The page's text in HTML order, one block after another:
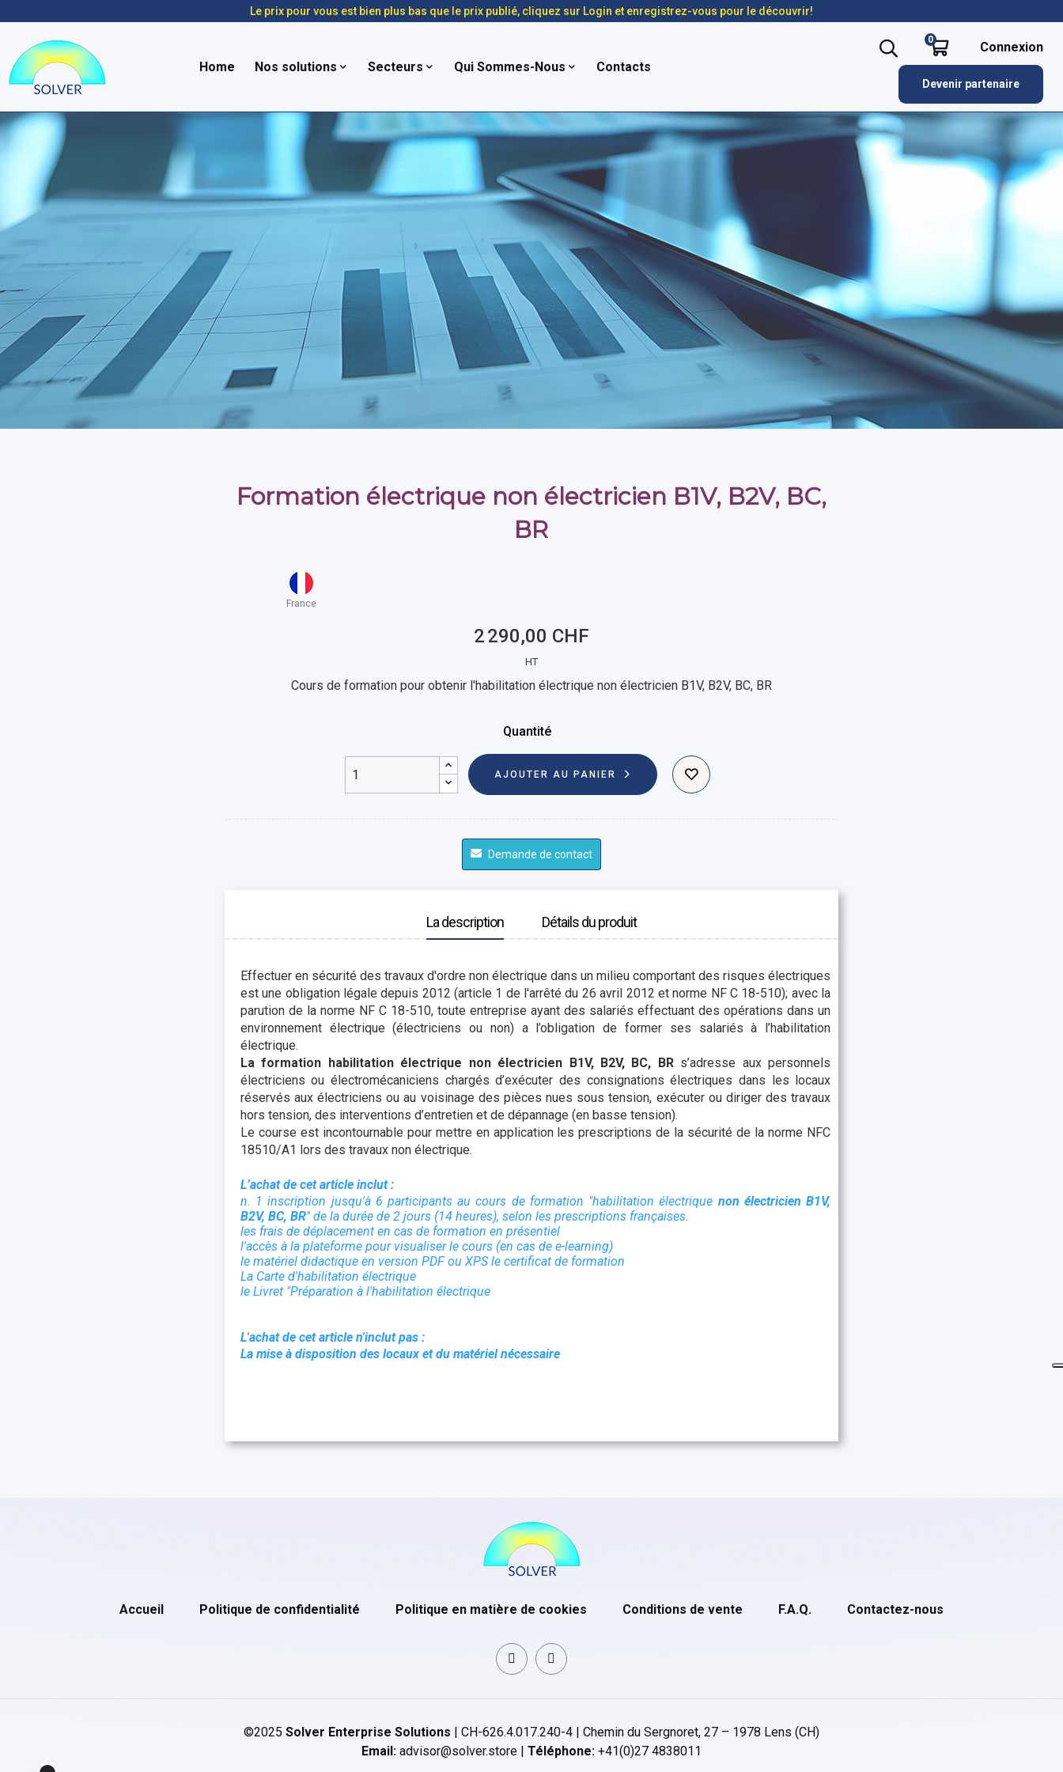
Le prix pour vous est bien plus bas que le prix publié, cliquez sur Login et enregistrez-vous pour le découvrir!
Home Nos solutions Secteurs Qui Sommes-Nous Contacts
0 Connexion
Devenir partenaire
Formation électrique non électricien B1V, B2V, BC,
BR
France
2 290,00 CHF
HT
Cours de formation pour obtenir l'habilitation électrique non électricien B1V, B2V, BC, BR
Quantité
AJOUTER AU PANIER
Demande de contact
La description Détails du produit
Effectuer en sécurité des travaux d'ordre non électrique dans un milieu comportant des risques électriques
est une obligation légale depuis 2012 (article 1 de l'arrêté du 26 avril 2012 et norme NF C 18-510); avec la
parution de la norme NF C 18-510, toute entreprise ayant des salariés effectuant des opérations dans un
environnement électrique (électriciens ou non) a l’obligation de former ses salariés à l’habilitation
électrique.
La formation habilitation électrique non électricien B1V, B2V, BC, BR s’adresse aux personnels
électriciens ou électromécaniciens chargés d’exécuter des consignationsélectriques dans les locaux
réservés aux électriciens ou au voisinage des pièces nues sous tension, exécuter ou diriger des travaux
hors tension, des interventions d’entretien et de dépannage (en basse tension).
Le course est incontournable pour mettre en application les prescriptions de la sécurité de la norme NFC
18510/A1 lors des travaux non électrique.
L’achat de cet article inclut :
n. 1 inscription jusqu'à 6 participants au cours de formation "habilitation électrique non électricien B1V,
B2V, BC, BR" de la durée de 2 jours (14 heures), selon les prescriptions françaises.
les frais de déplacement en cas de formation en présentiel
l'accès à la plateforme pour visualiser le cours (en cas de e-learning)
le matériel didactique en version PDF ou XPSle certificat de formation
La Carte d'habilitation électrique
le Livret "Préparation à l'habilitation électrique
L'achat de cet article n'inclut pas :
La mise à disposition des locaux et du matériel nécessaire
Accueil Politique de confidentialité Politique en matière de cookies Conditions de vente F.A.Q. Contactez-nous
©2025 Solver Enterprise Solutions | CH-626.4.017.240-4 | Chemin du Sergnoret, 27 – 1978 Lens (CH)
Email: advisor@solver.store | Téléphone: +41(0)27 4838011